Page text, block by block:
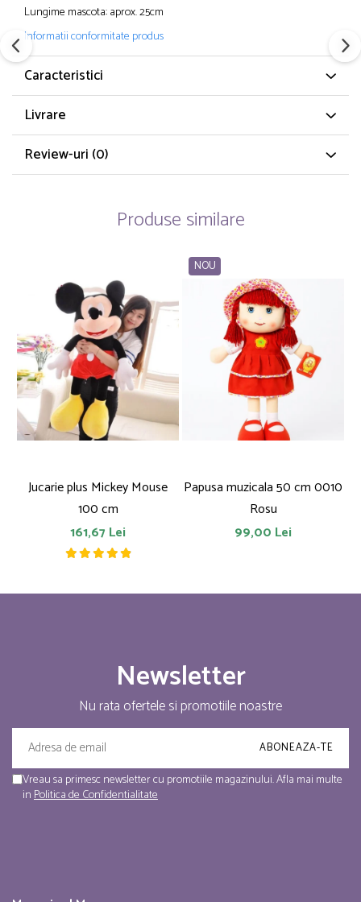
Lungime mascota: aprox. 25cm
Informatii conformitate produs
Caracteristici
Livrare
Review-uri (0)
Produse similare
Jucarie plus Mickey Mouse
100 cm
161,67 Lei
NOU
Papusa muzicala 50 cm 0010
Rosu
99,00 Lei
Newsletter
Nu rata ofertele si promotiile noastre
Vreau sa primesc newsletter cu promotiile magazinului. Afla mai multe
inPolitica de Confidentialitate